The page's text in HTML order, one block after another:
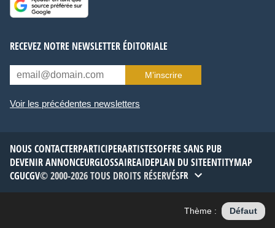
RECEVEZ NOTRE NEWSLETTER ÉDITORIALE
M’inscrire
Voir les précédentes newsletters
NOUS CONTACTERPARTICIPERARTISTESOFFRE SANS PUB
DEVENIR ANNONCEURGLOSSAIREAIDEPLAN DU SITEENTITYMAP
CGUCGV© 2000-2026 TOUS DROITS RÉSERVÉSFR
Thème : Défaut